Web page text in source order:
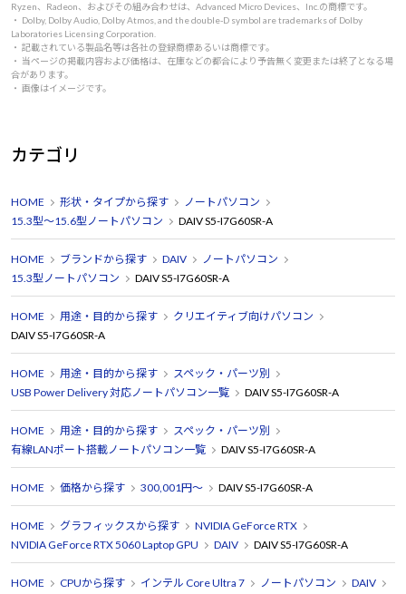
Ryzen、Radeon、およびその組み合わせは、Advanced Micro Devices、Inc.の商標です。
・ Dolby, Dolby Audio, Dolby Atmos, and the double-D symbol are trademarks of Dolby
Laboratories Licensing Corporation.
・ 記載されている製品名等は各社の登録商標あるいは商標です。
・ 当ページの掲載内容および価格は、在庫などの都合により予告無く変更または終了となる場
合があります。
・ 画像はイメージです。
カテゴリ
HOME 形状・タイプから探す
ノートパソコン
15.3型～15.6型ノートパソコン
DAIV S5-I7G60SR-A
HOME ブランドから探す DAIV
ノートパソコン
15.3型ノートパソコン
DAIV S5-I7G60SR-A
HOME 用途・目的から探す
クリエイティブ向けパソコン
DAIV S5-I7G60SR-A
HOME 用途・目的から探す
スペック・パーツ別
USB Power Delivery 対応ノートパソコン一覧
DAIV S5-I7G60SR-A
HOME 用途・目的から探す
スペック・パーツ別
有線LANポート搭載ノートパソコン一覧
DAIV S5-I7G60SR-A
HOME 価格から探す 300,001円～ DAIV S5-I7G60SR-A
HOME グラフィックスから探す
NVIDIA GeForce RTX
NVIDIA GeForce RTX 5060 Laptop GPU
DAIV DAIV S5-I7G60SR-A
HOME CPUから探す インテル Core Ultra 7 ノートパソコン
DAIV